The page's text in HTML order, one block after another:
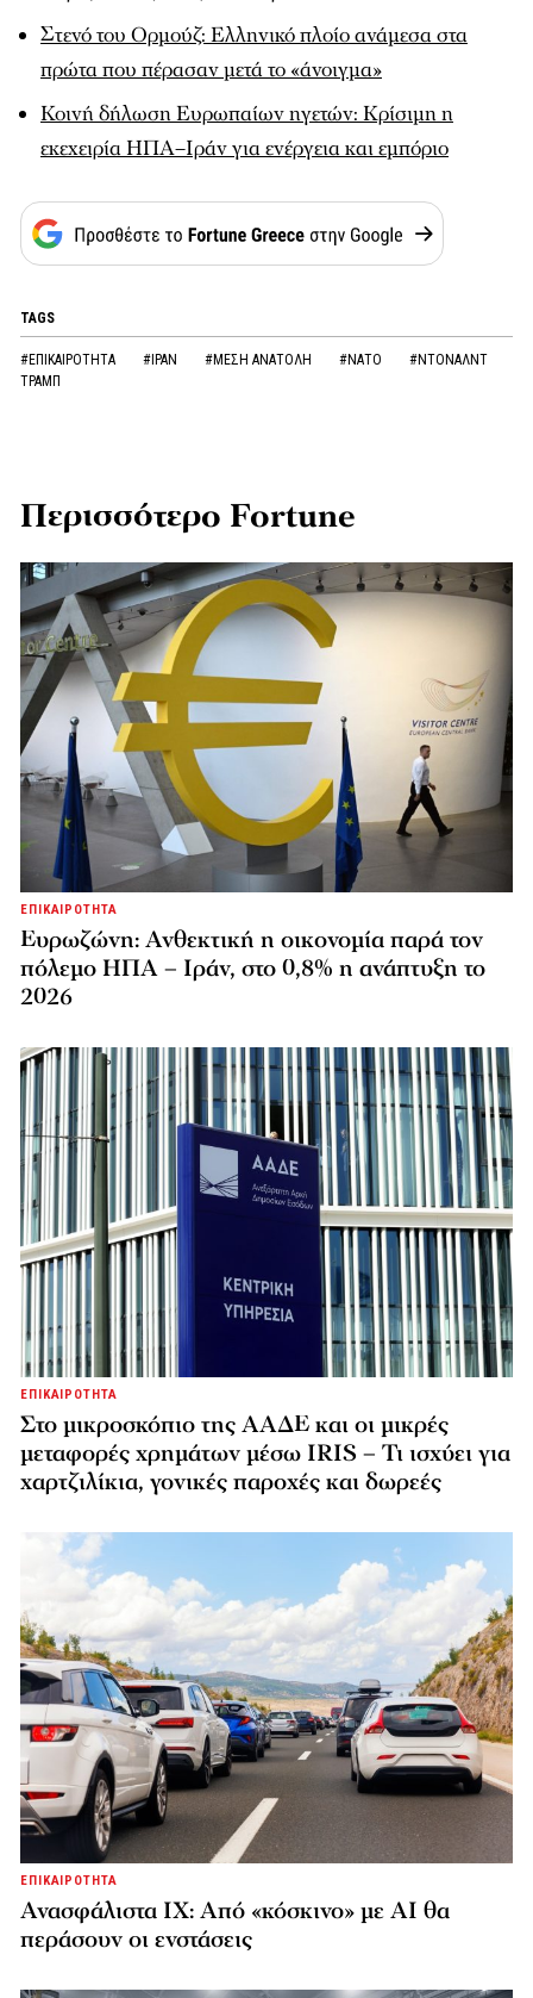
Στενό του Ορμούζ: Ελληνικό πλοίο ανάμεσα στα
πρώτα που πέρασαν μετά το «άνοιγμα»
Κοινή δήλωση Ευρωπαίων ηγετών: Κρίσιμη η
εκεχειρία ΗΠΑ–Ιράν για ενέργεια και εμπόριο
TAGS
#ΕΠΙΚΑΙΡΟΤΗΤΑ #ΙΡΑΝ #ΜΕΣΗ ΑΝΑΤΟΛΗ #ΝΑΤΟ
#ΝΤΟΝΑΛΝΤ
ΤΡΑΜΠ
Περισσότερο Fortune
ΕΠΙΚΑΙΡΟΤΗΤΑ
Ευρωζώνη: Ανθεκτική η οικονομία παρά τον
πόλεμο ΗΠΑ – Ιράν, στο 0,8% η ανάπτυξη το
2026
ΕΠΙΚΑΙΡΟΤΗΤΑ
Στο μικροσκόπιο της ΑΑΔΕ και οι μικρές
μεταφορές χρημάτων μέσω IRIS – Τι ισχύει για
χαρτζιλίκια, γονικές παροχές και δωρεές
ΕΠΙΚΑΙΡΟΤΗΤΑ
Ανασφάλιστα ΙΧ: Από «κόσκινο» με AI θα
περάσουν οι ενστάσεις